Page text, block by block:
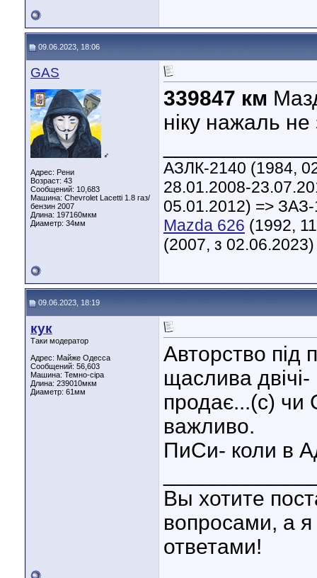
09.06.2023, 18:06
GAS
♂
Адрес: Рени
Возраст: 43
Сообщений: 10,683
Машина: Chevrolet Lacetti 1.8 газ/
бензин 2007
Длина: 197160мкм
Диаметр: 34мм
339847 км
ніку нажаль
АЗЛК-2140 (1984,
28.01.2008-
05.01.2012) =>
Mazda 626 (1992,
(2007, з 02.06.2023)
09.06.2023, 18:19
кук
Таки модератор
Адрес: Майже Одесса
Сообщений: 56,603
Машина: Темно-сіра
Длина: 239010мкм
Диаметр: 61мм
Авторство під
щаслива двічі-
продає...(с) чи
важливо.
ПиСи- коли в
Вы хотите
вопросами, а
ответами!